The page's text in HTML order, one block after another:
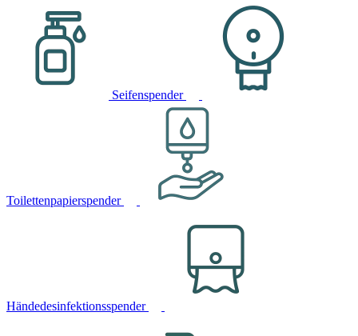
Seifenspender
Toilettenpapierspender
Händedesinfektionsspender